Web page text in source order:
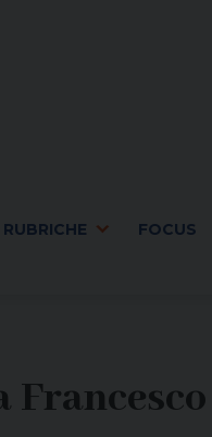
RUBRICHE FOCUS